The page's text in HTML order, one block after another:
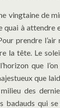
vingtaine de
quai à attendre
prendre l’air
la tête. Le
que
que
des
badauds qui